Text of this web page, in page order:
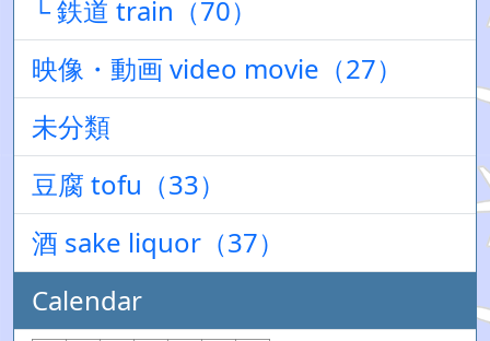
└ 鉄道 train（70）
映像・動画 video movie（27）
未分類
豆腐 tofu（33）
酒 sake liquor（37）
Calendar